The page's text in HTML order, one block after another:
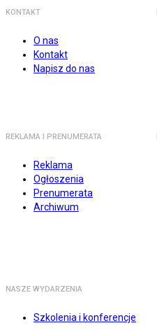
KONTAKT
O nas
Kontakt
Napisz do nas
REKLAMA I PRENUMERATA
Reklama
Ogłoszenia
Prenumerata
Archiwum
NASZE WYDARZENIA
Szkolenia i konferencje